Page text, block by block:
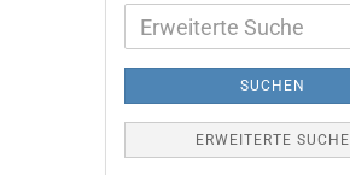
Erweiterte
Suche
SUCHEN
ERWEITERTE SUCHE